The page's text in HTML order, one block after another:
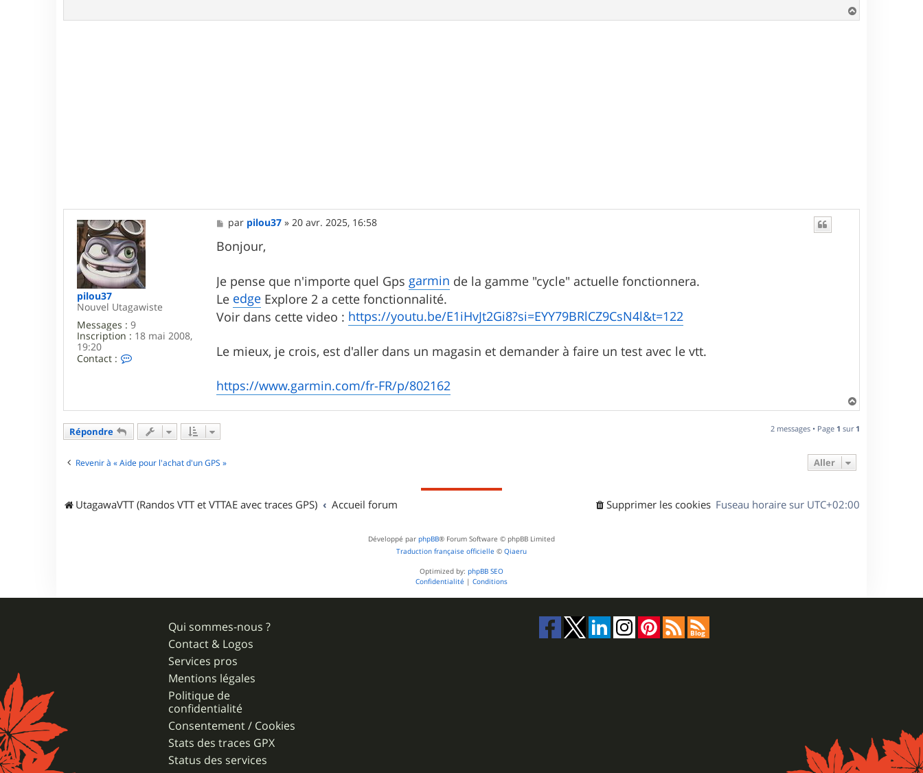
a
pilou37
Nouvel Utagawiste
Messages : 9
Inscription : 18 mai 2008,
19:20
Contact :
c
t
i
u
3
M
e
s
s
g
e
par pilou37 »20 avr. 2025, 16:58
Bonjour,
Je pense que n'importe quel Gps garmin de la gamme "cycle" actuelle fonctionnera.
Le edge Explore 2 a cette fonctionnalité.
Voir dans cette video : https://youtu.be/E1iHvJt2Gi8?si=EYY79BRlCZ9CsN4l&t=122
Le mieux, je crois, est d'aller dans un magasin et demander à faire un test avec le vtt.
https://www.garmin.com/fr-FR/p/802162
a
t
Répondre 2 messages • Page 1 sur 1
Revenir à « Aide pour l'achat d'un GPS » Aller
UtagawaVTT (Randos VTT et VTTAE avec traces GPS) Accueil forum Fuseau horaire sur UTC+02:00
Supprimer les cookies
Développé par phpBB® Forum Software © phpBB Limited
Traduction française officielle © Qiaeru
Optimized by: phpBB SEO
Confidentialité | Conditions
Qui sommes-nous ?
Contact & Logos
Services pros
Mentions légales
Politique de
confidentialité
Consentement / Cookies
Stats des traces GPX
Status des services